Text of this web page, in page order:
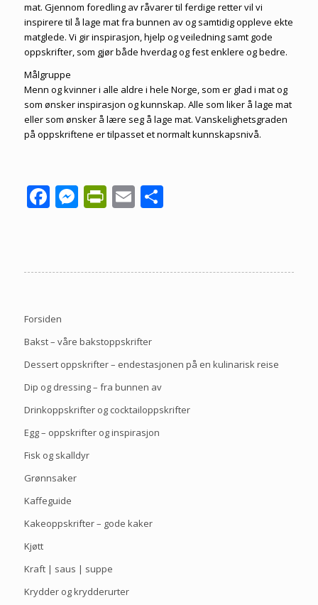
mat. Gjennom foredling av råvarer til ferdige retter vil vi
inspirere til å lage mat fra bunnen av og samtidig oppleve ekte
matglede. Vi gir inspirasjon, hjelp og veiledning samt gode
oppskrifter, som gjør både hverdag og fest enklere og bedre.
Målgruppe
Menn og kvinner i alle aldre i hele Norge, som er glad i mat og
som ønsker inspirasjon og kunnskap. Alle som liker å lage mat
eller som ønsker å lære seg å lage mat. Vanskelighetsgraden
på oppskriftene er tilpasset et normalt kunnskapsnivå.
Facebook
Messenger
PrintFriendly
EmailShare
Forsiden
Bakst – våre bakstoppskrifter
Dessert oppskrifter – endestasjonen på en kulinarisk reise
Dip og dressing – fra bunnen av
Drinkoppskrifter og cocktailoppskrifter
Egg – oppskrifter og inspirasjon
Fisk og skalldyr
Grønnsaker
Kaffeguide
Kakeoppskrifter – gode kaker
Kjøtt
Kraft | saus | suppe
Krydder og krydderurter